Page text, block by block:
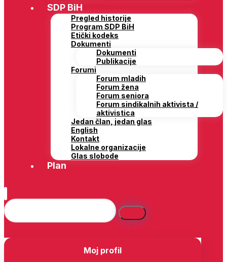
SDP BiH
Pregled historije
Program SDP BiH
Etički kodeks
Dokumenti
Dokumenti
Publikacije
Forumi
Forum mladih
Forum žena
Forum seniora
Forum sindikalnih aktivista /
aktivistica
Jedan član, jedan glas
English
Kontakt
Lokalne organizacije
Glas slobode
Plan
Moj profil